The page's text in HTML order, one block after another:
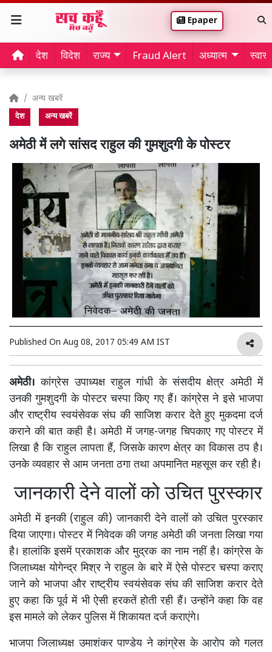
Epaper
देश विदेश राज्य Fraud Alert अध्यात्म
अन्य खबरें
देश अन्य खबरें
अमेठी में लगे सांसद राहुल की गुमशुदगी के पोस्टर
Published On Aug 08, 2017 05:49 AM IST
अमेठी। कांग्रेस उपाध्यक्ष राहुल गांधी के संसदीय क्षेत्र अमेठी में
उनकी गुमशुदगी के पोस्टर चस्पा किए गए हैं। कांग्रेस ने इसे भाजपा
और राष्ट्रीय स्वयंसेवक संघ की साजिश करार देते हुए मुकदमा दर्ज
कराने की बात कही है। अमेठी में जगह-जगह चिपकाए गए पोस्टर में
लिखा है कि राहुल लापता हैं, जिसके कारण क्षेत्र का विकास ठप है।
उनके व्यवहार से आम जनता ठगा तथा अपमानित महसूस कर रही है।
जानकारी देने वालों को उचित पुरस्कार
अमेठी में इनकी (राहुल की) जानकारी देने वालों को उचित पुरस्कार
दिया जाएगा। पोस्टर में निवेदक की जगह अमेठी की जनता लिखा गया
है। हालांकि इसमें प्रकाशक और मुद्रक का नाम नहीं है। कांग्रेस के
जिलाध्यक्ष योगेन्द्र मिश्र ने राहुल के बारे में ऐसे पोस्टर चस्पा कराए
जाने को भाजपा और राष्ट्रीय स्वयंसेवक संघ की साजिश करार देते
हुए कहा कि पूर्व में भी ऐसी हरकतें होती रही हैं। उन्होंने कहा कि वह
इस मामले को लेकर पुलिस में शिकायत दर्ज कराएंगे।
भाजपा जिलाध्यक्ष उमाशंकर पाण्डेय ने कांग्रेस के आरोप को गलत